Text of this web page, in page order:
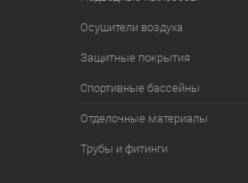
Осушители воздуха
Защитные покрытия
Спортивные бассейны
Отделочные материалы
Трубы и фитинги